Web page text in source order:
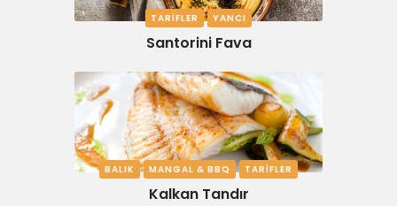
TARIFLER YANCI
Santorini Fava
BALIK MANGAL & BBQ TARIFLER
Kalkan Tandır